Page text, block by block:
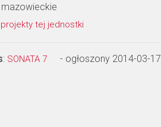
projekty tej jednostki
: SONATA 7 - ogłoszony 2014-03-17